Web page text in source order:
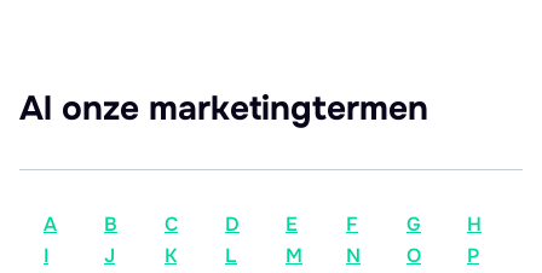
Al onze marketingtermen
A B C D E F G
H
I
J K L M N O
P